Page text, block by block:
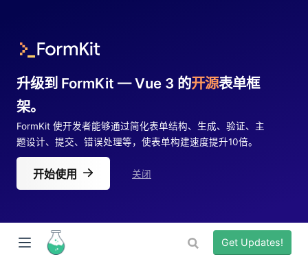
升级到 FormKit — Vue 3 的开源表单框
架。
FormKit 使开发者能够通过简化表单结构、生成、验证、主
题设计、提交、错误处理等，使表单构建速度提升10倍。
开始使用 关闭
Get Updates!